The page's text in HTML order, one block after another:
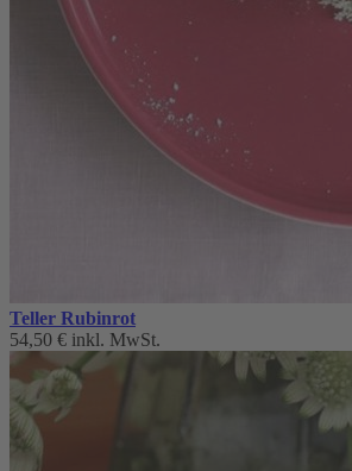
Teller Rubinrot
54,50 € inkl. MwSt.